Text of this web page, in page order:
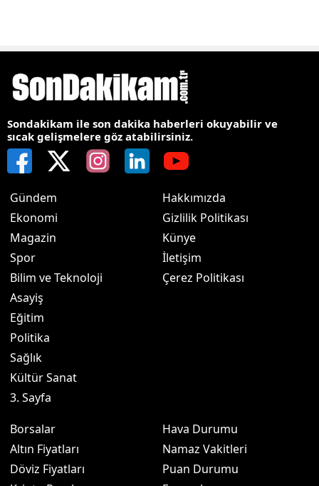
Sondakikam ile son dakika haberleri okuyabilir ve
sıcak gelişmelere göz atabilirsiniz.
Gündem
Ekonomi
Magazin
Spor
Bilim ve Teknoloji
Asayiş
Eğitim
Politika
Sağlık
Kültür Sanat
3. Sayfa
Hakkımızda
Gizlilik Politikası
Künye
İletişim
Çerez Politikası
Borsalar
Altın Fiyatları
Döviz Fiyatları
Hava Durumu
Namaz Vakitleri
Puan Durumu